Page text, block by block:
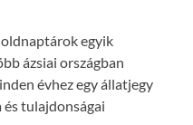
egyik
ázsiai országban
évhez egy állatjegy
tulajdonságai